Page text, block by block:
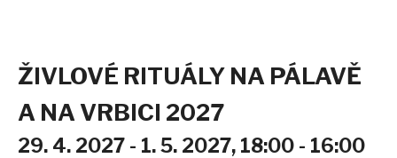
ŽIVLOVÉ RITUÁLY NA PÁLAVĚ
A NA VRBICI 2027
29. 4. 2027 - 1. 5. 2027, 18:00 - 16:00